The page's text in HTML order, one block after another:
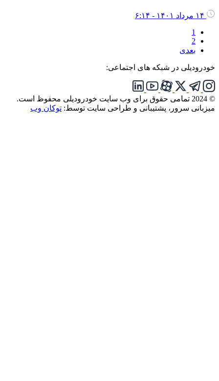
۱۴ مرداد ۱۴۰۱ - ۶:۱۴
بعدی
در شبکه های اجتماعی:
برای وب سایت خودرودیلی محفوظ است.
سرور، پشتیبانی و طراحی سایت توسط:توکان وب